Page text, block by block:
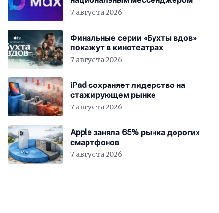
7 августа 2026
Финальные серии «Бухты вдов»
покажут в кинотеатрах
7 августа 2026
iPad сохраняет лидерство на
стажирующем рынке
7 августа 2026
Apple заняла 65% рынка дорогих
смартфонов
7 августа 2026